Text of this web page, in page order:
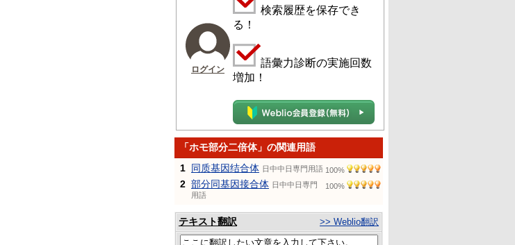
ログイン
検索履歴を保存でき
る！
語彙力診断の実施回数
増加！
「ホモ部分二倍体」の関連用語
1 同质基因结合体 日中中日専門用語 100%
2 部分同基因接合体 日中中日専門
用語
100%
テキスト翻訳 >> Weblio翻訳